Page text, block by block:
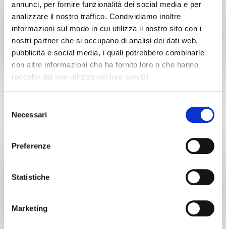
annunci, per fornire funzionalità dei social media e per
analizzare il nostro traffico. Condividiamo inoltre
informazioni sul modo in cui utilizza il nostro sito con i
nostri partner che si occupano di analisi dei dati web,
pubblicità e social media, i quali potrebbero combinarle
con altre informazioni che ha fornito loro o che hanno
raccolto dal suo utilizzo dei loro servizi.
delNecessari
Preferenze
Statistiche
Marketing
Rapporto tra parodontite e diabete: il ruolo
dell'igienista dentale
Bimbi sorridenti con la Dottoressa Galli